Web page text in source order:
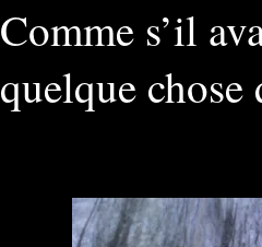
Comme s’il
quelque